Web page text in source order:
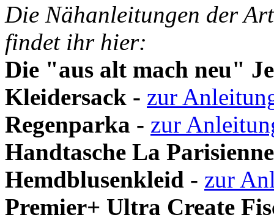
Die Nähanleitungen der
findet ihr hier:
Die "aus alt mach neu"
Kleidersack - zur
Regenparka - zur
Handtasche La
Hemdblusenkleid - zur
Premier+ Ultra Create